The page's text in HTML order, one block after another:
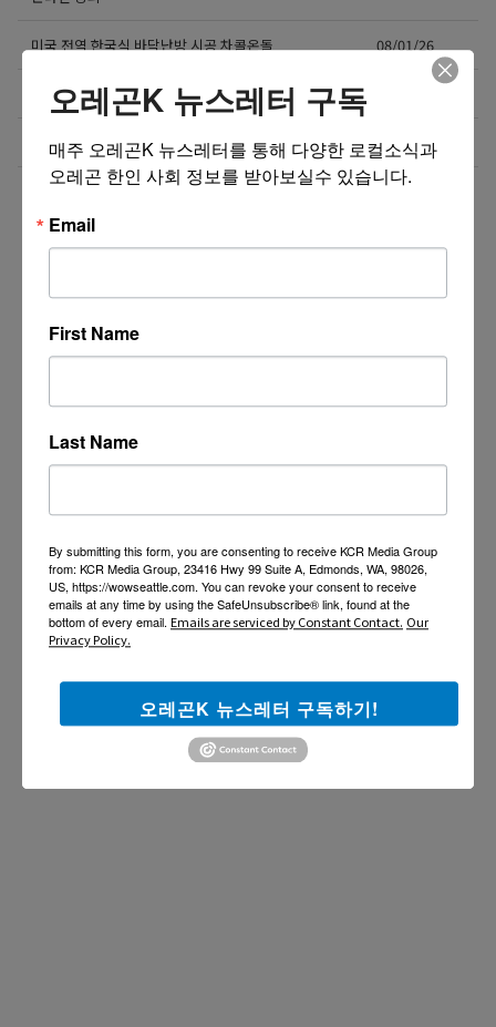
미국 전역 한국식 바닥난방 시공 차콜온돌 08/01/26
비즈니스 웹사이트 제작 프로모션 ($300부터~)
4050 해외 한인 소통방 입니다. 08/01/26
오레곤K 뉴스레터 구독
매주 오레곤K 뉴스레터를 통해 다양한 로컬소식과
오레곤 한인 사회 정보를 받아보실수 있습니다.
Email
First Name
Last Name
By submitting this form, you are consenting to receive KCR Media Group
from: KCR Media Group, 23416 Hwy 99 Suite A, Edmonds, WA, 98026,
US, https://wowseattle.com. You can revoke your consent to receive
emails at any time by using the SafeUnsubscribe® link, found at the
bottom of every email. Emails are serviced by Constant Contact. Our
Privacy Policy.
오레곤K 뉴스레터 구독하기!